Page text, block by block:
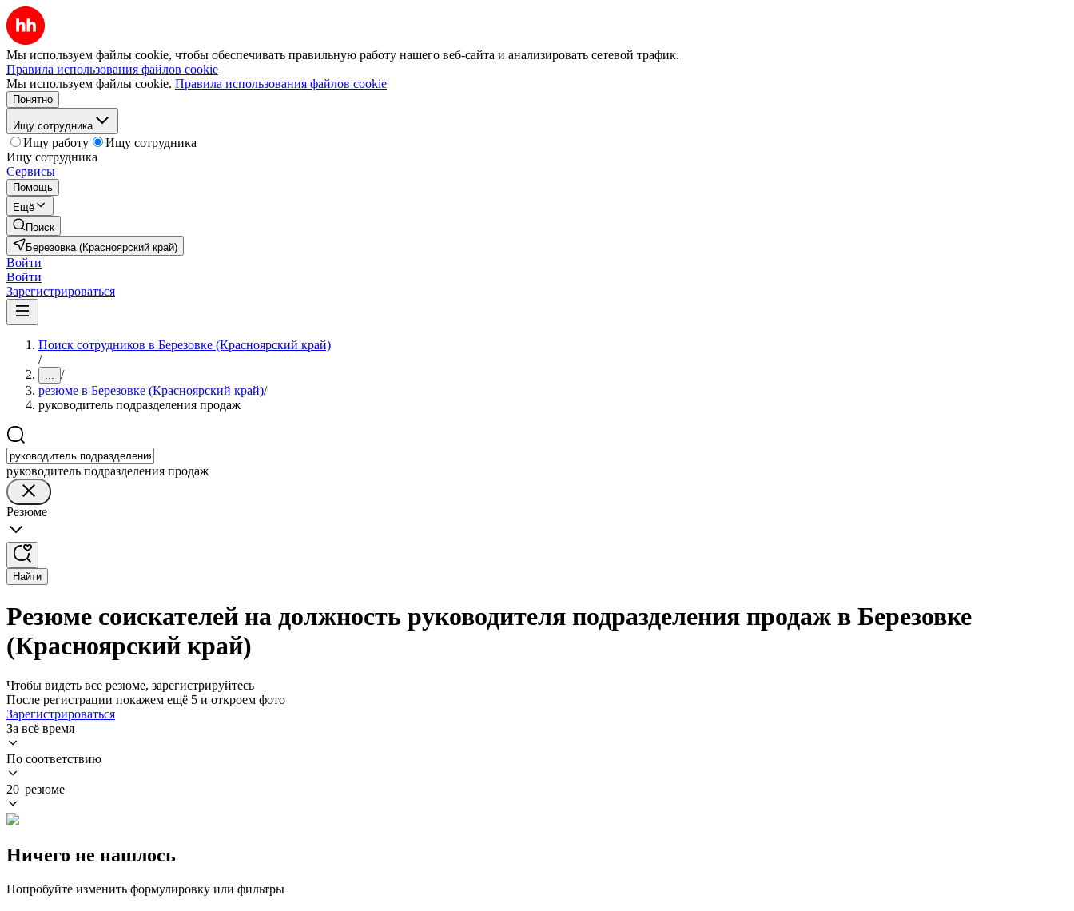
Мы используем файлы cookie, чтобы обеспечивать правильную работу нашего веб-сайта и анализировать сетевой трафик.
Правила использования файлов cookie
Мы используем файлы cookie. Правила использования файлов cookie
Понятно
Ищу сотрудника
Ищу работу
Ищу сотрудника
Ищу сотрудника
Сервисы
Помощь
Ещё
Поиск
Березовка (Красноярский край)
Войти
Войти
Зарегистрироваться
Поиск сотрудников в Березовке (Красноярский край)
/
... /
резюме в Березовке (Красноярский край)/
руководитель подразделения продаж
руководитель подразделения продаж
Резюме
Найти
Резюме соискателей на должность руководителя подразделения продаж в Березовке
(Красноярский край)
Чтобы видеть все резюме, зарегистрируйтесь
После регистрации покажем ещё 5 и откроем фото
Зарегистрироваться
За всё время
По соответствию
20 резюме
Ничего не нашлось
Попробуйте изменить формулировку или фильтры